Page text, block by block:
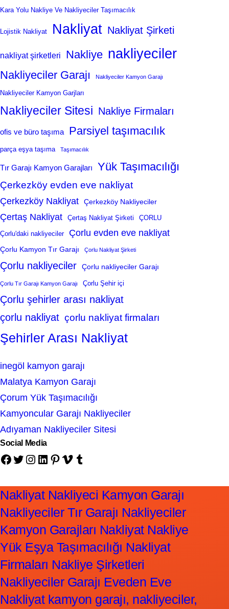
Kara Yolu Nakliye Ve Nakliyeciler Taşımacılık
Lojistik Nakliyat Nakliyat Nakliyat Şirketi
nakliyat şirketleri Nakliye nakliyeciler
Nakliyeciler Garajı Nakliyeciler Kamyon Garajı
Nakliyeciler Kamyon Garjları
Nakliyeciler Sitesi Nakliye Firmaları
ofis ve büro taşıma Parsiyel taşımacılık
parça eşya taşıma Taşımacılık
Tır Garajı Kamyon Garajları Yük Taşımacılığı
Çerkezköy evden eve nakliyat
Çerkezköy Nakliyat Çerkezköy Nakliyeciler
Çertaş Nakliyat Çertaş Nakliyat Şirketi ÇORLU
Çorlu'daki nakliyeciler Çorlu evden eve nakliyat
Çorlu Kamyon Tır Garajı Çorlu Nakliyat Şirketi
Çorlu nakliyeciler Çorlu nakliyeciler Garajı
Çorlu Tır Garajı Kamyon Garajı Çorlu Şehir içi
Çorlu şehirler arası nakliyat
çorlu nakliyat çorlu nakliyat firmaları
Şehirler Arası Nakliyat
inegöl kamyon garajı
Malatya Kamyon Garajı
Çorum Yük Taşımacılığı
Kamyoncular Garajı Nakliyeciler
Adıyaman Nakliyeciler Sitesi
Social Media
Facebook Twitter Instagram LinkedIn Pinterest Vimeo Tumblr
Nakliyat Nakliyeci Kamyon Garajı
Nakliyeciler Tır Garajı Nakliyeciler
Kamyon Garajları Nakliyat Nakliye
Yük Eşya Taşımacılığı Nakliyat
Firmaları Nakliye Şirketleri
Nakliyeciler Garajı Eveden Eve
Nakliyat kamyon garajı, nakliyeciler,